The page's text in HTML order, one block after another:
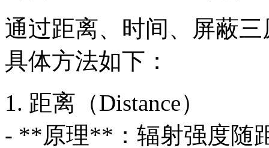
通过距离、时间、屏蔽
具体方法如下：
1. 距离（Distance）
- **原理**：辐射强度随